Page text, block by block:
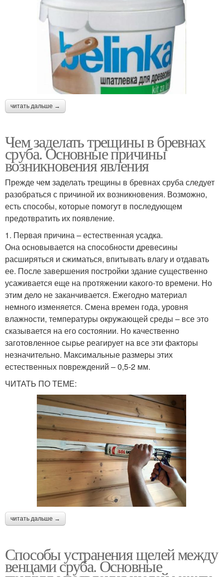
читать дальше →
Чем заделать трещины в бревнах
сруба. Основные причины
возникновения явления
Прежде чем заделать трещины в бревнах сруба следует
разобраться с причиной их возникновения. Возможно,
есть способы, которые помогут в последующем
предотвратить их появление.
1. Первая причина – естественная усадка.
Она основывается на способности древесины
расширяться и сжиматься, впитывать влагу и отдавать
ее. После завершения постройки здание существенно
усаживается еще на протяжении какого-то времени. Но
этим дело не заканчивается. Ежегодно материал
немного изменяется. Смена времен года, уровня
влажности, температуры окружающей среды – все это
сказывается на его состоянии. Но качественно
заготовленное сырье реагирует на все эти факторы
незначительно. Максимальные размеры этих
естественных повреждений – 0,5-2 мм.
ЧИТАТЬ ПО ТЕМЕ:
читать дальше →
Способы устранения щелей между
венцами сруба. Основные